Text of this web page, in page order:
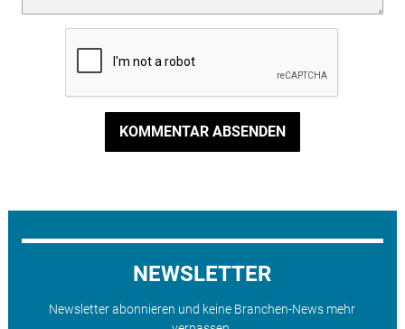
KOMMENTAR ABSENDEN
NEWSLETTER
Newsletter abonnieren und keine Branchen-News mehr